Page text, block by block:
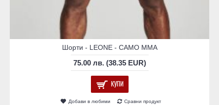
Шорти - LEONE - CAMO MMA
75.00 лв. (38.35 EUR)
КУПИ
Добави в любими Сравни продукт